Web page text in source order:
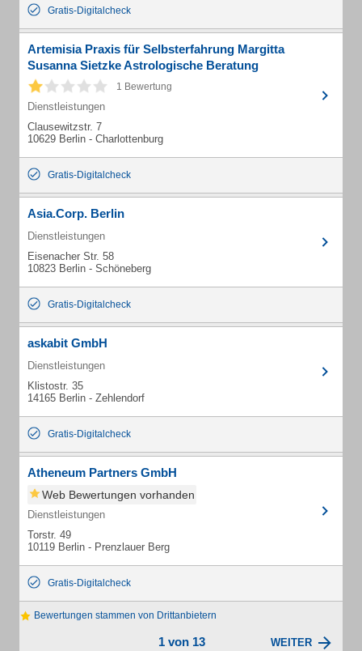
Gratis-Digitalcheck
Artemisia Praxis für Selbsterfahrung Margitta
Susanna Sietzke Astrologische Beratung
1 Bewertung
Dienstleistungen
Clausewitzstr. 7
10629 Berlin - Charlottenburg
Gratis-Digitalcheck
Asia.Corp. Berlin
Dienstleistungen
Eisenacher Str. 58
10823 Berlin - Schöneberg
Gratis-Digitalcheck
askabit GmbH
Dienstleistungen
Klistostr. 35
14165 Berlin - Zehlendorf
Gratis-Digitalcheck
Atheneum Partners GmbH
Web Bewertungen vorhanden
Dienstleistungen
Torstr. 49
10119 Berlin - Prenzlauer Berg
Gratis-Digitalcheck
Bewertungen stammen von Drittanbietern
1 von 13 WEITER